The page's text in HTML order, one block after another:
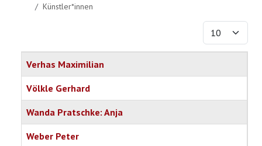
AUSSTELLUNGEN
Künstler*innen
Anzeige #
Titel
Verhas Maximilian
Völkle Gerhard
Wanda Pratschke: Anja
Weber Peter